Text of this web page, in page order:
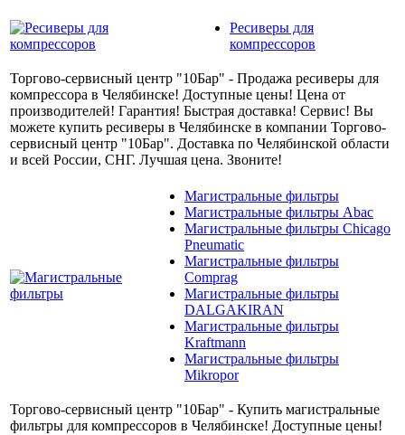
Ресиверы для
компрессоров
Торгово-сервисный центр "10Бар" - Продажа ресиверы для
компрессора в Челябинске! Доступные цены! Цена от
производителей! Гарантия! Быстрая доставка! Сервис! Вы
можете купить ресиверы в Челябинске в компании Торгово-
сервисный центр "10Бар". Доставка по Челябинской области
и всей России, СНГ. Лучшая цена. Звоните!
Магистральные фильтры
Магистральные фильтры Abac
Магистральные фильтры Chicago
Pneumatic
Магистральные фильтры
Comprag
Магистральные фильтры
DALGAKIRAN
Магистральные фильтры
Kraftmann
Магистральные фильтры
Mikropor
Торгово-сервисный центр "10Бар" - Купить магистральные
фильтры для компрессоров в Челябинске! Доступные цены!